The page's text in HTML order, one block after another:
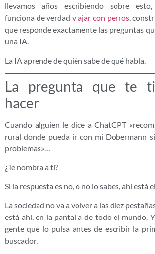
llevamos años escribiendo sobre
funciona de verdadviajar con perros,
que responde exactamente las preguntas
una IA.
La IA aprende de quién sabe de qué habla.
La pregunta que te
hacer
Cuando alguien le dice a ChatGPT
rural donde pueda ir con mi Dobermann
problemas»…
¿Te nombra a ti?
Si la respuesta es no, o no lo sabes, ahí está
La sociedad no va a volver a las diez
está ahí, en la pantalla de todo el mundo.
gente que lo pulsa antes de escribir la
buscador.